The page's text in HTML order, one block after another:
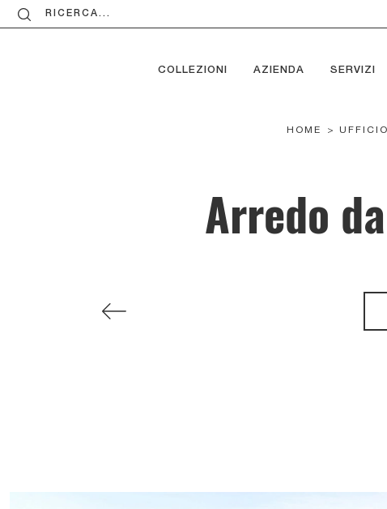
RICERCA...
COLLEZIONI AZIENDA SERVIZI
HOME >
Arredo